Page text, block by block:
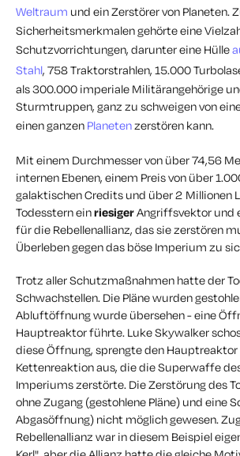
Weltraum und ein Zerstörer von Planeten.
Sicherheitsmerkmalen gehörte eine
Schutzvorrichtungen, darunter eine Hülle
Stahl, 758 Traktorstrahlen, 15.000
als 300.000 imperiale Militärangehörige
Sturmtruppen, ganz zu schweigen von
einen ganzen Planetenzerstören kann.
Mit einem Durchmesser von über 74,56
internen Ebenen, einem Preis von über
galaktischen Credits und über 2 Millionen
Todesstern einriesigerAngriffsvektor und
für die Rebellenallianz, das sie zerstören
Überleben gegen das böse Imperium zu
Trotz aller Schutzmaßnahmen hatte der
Schwachstellen. Die Pläne wurden
Abluftöffnung wurde übersehen - eine
Hauptreaktor führte. Luke Skywalker
diese Öffnung, sprengte den
Kettenreaktion aus, die die Superwaffe
Imperiums zerstörte. Die Zerstörung des
ohne Zugang (gestohlene Pläne) und eine
Abgasöffnung) nicht möglich gewesen.
Rebellenallianz war in diesem Beispiel